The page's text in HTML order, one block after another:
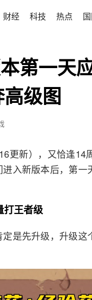
财经 科技 热点
第一天
级图
更新），又恰逢14
入新版本后，第
打王者级
是先升级，升级